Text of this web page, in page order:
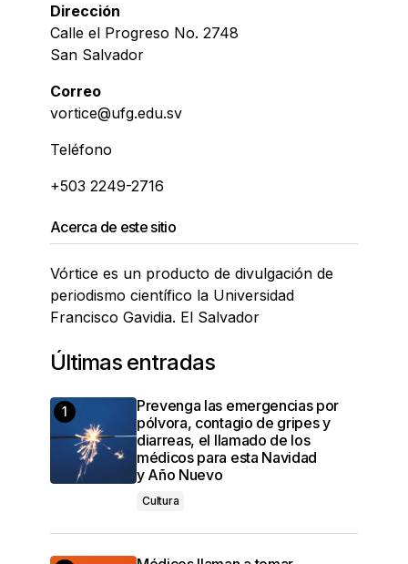
Dirección
Calle el Progreso No. 2748
San Salvador
Correo
vortice@ufg.edu.sv
Teléfono
+503 2249-2716
Acerca de este sitio
Vórtice es un producto de divulgación de
periodismo científico la Universidad
Francisco Gavidia. El Salvador
Últimas entradas
Prevenga las emergencias por
pólvora, contagio de gripes y
diarreas, el llamado de los
médicos para esta Navidad
y Año Nuevo
Cultura